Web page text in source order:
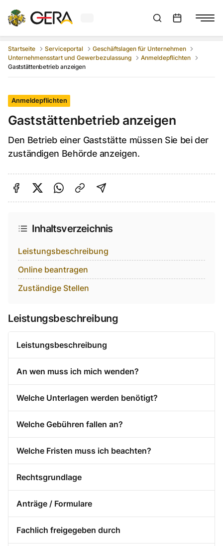
Aktuelles Wetter in GeraSuchleiste anzeigen
Startseite Serviceportal
Geschäftslagen für Unternehmen
Unternehmensstart und Gewerbezulassung
Anmeldepflichten
Gaststättenbetrieb anzeigen
Anmeldepflichten
Gaststättenbetrieb anzeigen
Den Betrieb einer Gaststätte müssen Sie bei der
zuständigen Behörde anzeigen.
Auf Facebook teilen
Auf Twitter teilen
Per Link teilen
shareViaEmail
Inhaltsverzeichnis
Leistungsbeschreibung
Online beantragen
Zuständige Stellen
Leistungsbeschreibung
Leistungsbeschreibung
An wen muss ich mich wenden?
Welche Unterlagen werden benötigt?
Welche Gebühren fallen an?
Welche Fristen muss ich beachten?
Rechtsgrundlage
Anträge / Formulare
Fachlich freigegeben durch